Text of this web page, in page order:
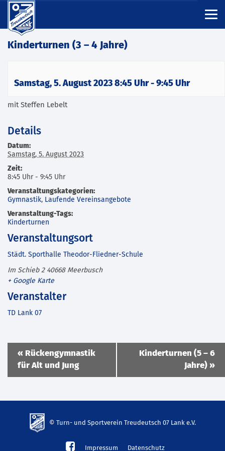
Kinderturnen (3 – 4 Jahre)
Samstag, 5. August 2023 8:45 Uhr- 9:45 Uhr
mit Steffen Lebelt
Details
Datum:
Samstag, 5. August 2023
Zeit:
8:45 Uhr - 9:45 Uhr
Veranstaltungskategorien:
Gymnastik, Laufende Vereinsangebote
Veranstaltung-Tags:
Kinderturnen
Veranstaltungsort
Städt. Sporthalle Theodor-Fliedner-Schule
Im Schieb 2 40668 Meerbusch
+ Google Karte
Veranstalter
TD Lank 07
Veranstaltung
Navigation
« Rückengymnastik
für Alt und Jung
Kinderturnen (5 – 6
Jahre) »
© Turn- und Sportverein Treudeutsch 07 Lank e.V.
Impressum Datenschutz